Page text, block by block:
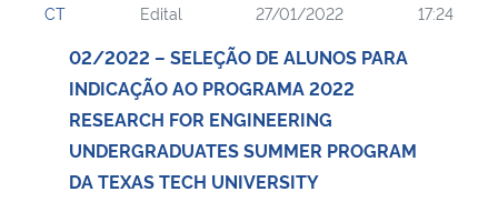
CT Edital 27/01/2022 17:24
02/2022 – SELEÇÃO DE ALUNOS PARA
INDICAÇÃO AO PROGRAMA 2022
RESEARCH FOR ENGINEERING
UNDERGRADUATES SUMMER PROGRAM
DA TEXAS TECH UNIVERSITY